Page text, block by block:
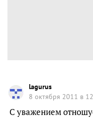
lagurus
8 октября 2011 в
С уважением